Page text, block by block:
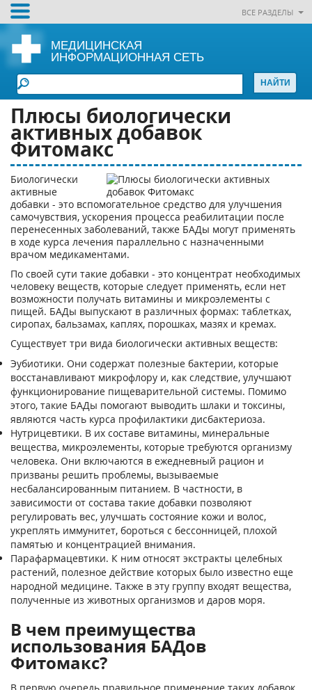
ВСЕ РАЗДЕЛЫ
МЕДИЦИНСКАЯ
ИНФОРМАЦИОННАЯ СЕТЬ
Плюсы биологически
активных добавок
Фитомакс
Биологически
активные
добавки - это вспомогательное средство для улучшения
самочувствия, ускорения процесса реабилитации после
перенесенных заболеваний, также БАДы могут применять
в ходе курса лечения параллельно с назначенными
врачом медикаментами.
По своей сути такие добавки - это концентрат необходимых
человеку веществ, которые следует применять, если нет
возможности получать витамины и микроэлементы с
пищей. БАДы выпускают в различных формах: таблетках,
сиропах, бальзамах, каплях, порошках, мазях и кремах.
Существует три вида биологически активных веществ:
Эубиотики. Они содержат полезные бактерии, которые
восстанавливают микрофлору и, как следствие, улучшают
функционирование пищеварительной системы. Помимо
этого, такие БАДы помогают выводить шлаки и токсины,
являются часть курса профилактики дисбактериоза.
Нутрицевтики. В их составе витамины, минеральные
вещества, микроэлементы, которые требуются организму
человека. Они включаются в ежедневный рацион и
призваны решить проблемы, вызываемые
несбалансированным питанием. В частности, в
зависимости от состава такие добавки позволяют
регулировать вес, улучшать состояние кожи и волос,
укреплять иммунитет, бороться с бессонницей, плохой
памятью и концентрацией внимания.
Парафармацевтики. К ним относят экстракты целебных
растений, полезное действие которых было известно еще
народной медицине. Также в эту группу входят вещества,
полученные из животных организмов и даров моря.
В чем преимущества
использования БАДов
Фитомакс?